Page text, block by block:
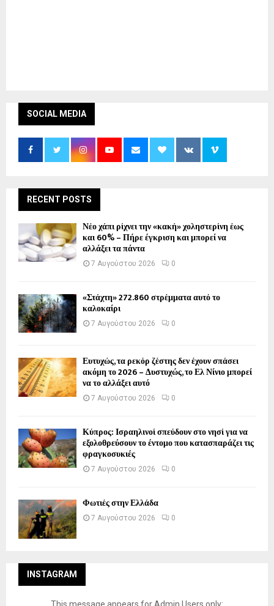
SOCIAL MEDIA
RECENT POSTS
Νέο χάπι ρίχνει την «κακή» χοληστερίνη έως
και 60% – Πήρε έγκριση και μπορεί να
αλλάξει τα πάντα
7 Αυγούστου 2026 0
«Στάχτη» 272.860 στρέμματα αυτό το
καλοκαίρι
7 Αυγούστου 2026 0
Ευτυχώς, τα ρεκόρ ζέστης δεν έχουν σπάσει
ακόμη το 2026 – Δυστυχώς, το Ελ Νίνιο μπορεί
να το αλλάξει αυτό
7 Αυγούστου 2026 0
Κύπρος: Ισραηλινοί σπεύδουν στο νησί για να
εξολοθρεύσουν το έντομο που κατασπαράζει τις
φραγκοσυκιές
7 Αυγούστου 2026 0
Φωτιές στην Ελλάδα
7 Αυγούστου 2026 0
INSTAGRAM
This message appears for Admin Users only: